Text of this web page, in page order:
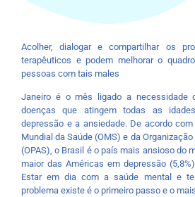
Acolher, dialogar e compartilhar os
terapêuticos e podem melhorar o
pessoas com tais males
Janeiro é o mês ligado a necessidade
doenças que atingem todas as
depressão e a ansiedade. De acordo
Mundial da Saúde (OMS) e da
(OPAS), o Brasil é o país mais ansioso do
maior das Américas em depressão
Estar em dia com a saúde mental e
problema existe é o primeiro passo e o